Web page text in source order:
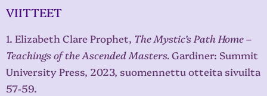
VIITTEET
1. Elizabeth Clare Prophet, The Mystic’s Path Home –
Teachings of the Ascended Masters.Gardiner: Summit
University Press, 2023, suomennettu otteita sivuilta
57-59.